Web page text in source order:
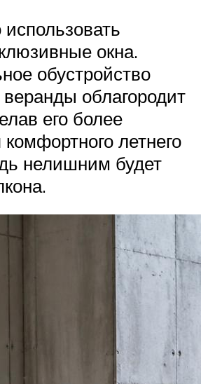
окна.
обустройство
облагородит
его более
летнего
нелишним будет